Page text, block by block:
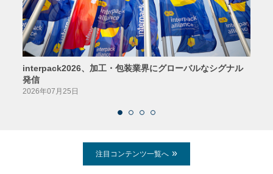
interpack2026、加工・包装業界にグローバルなシグナル
発信
2026年07月25日
注目コンテンツ一覧へ